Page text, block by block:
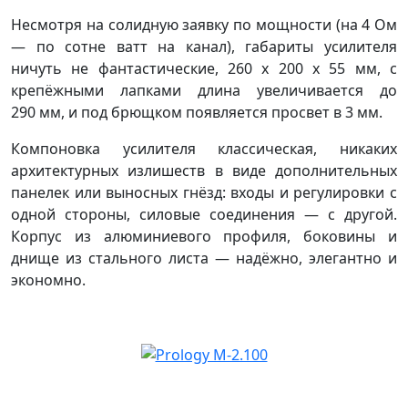
Несмотря на солидную заявку по мощности (на 4 Ом
— по сотне ватт на канал), габариты усилителя
ничуть не фантастические, 260 х 200 x 55 мм, с
крепёжными лапками длина увеличивается до
290 мм, и под брющком появляется просвет в 3 мм.
Компоновка усилителя классическая, никаких
архитектурных излишеств в виде дополнительных
панелек или выносных гнёзд: входы и регулировки с
одной стороны, силовые соединения — с другой.
Корпус из алюминиевого профиля, боковины и
днище из стального листа — надёжно, элегантно и
экономно.